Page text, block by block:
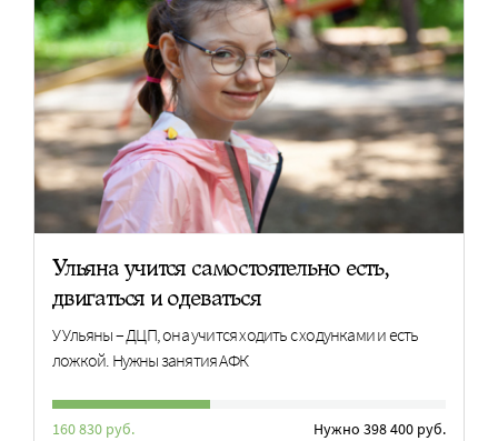
Ульяна учится самостоятельно есть,
двигаться и одеваться
У Ульяны – ДЦП, она учится ходить с ходунками и есть
ложкой. Нужны занятия АФК
160 830 руб. Нужно 398 400 руб.